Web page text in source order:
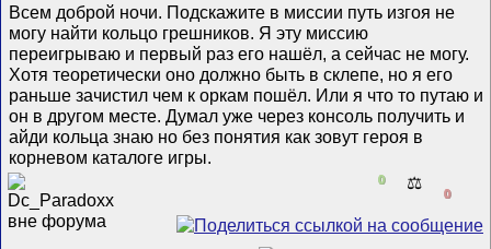
Всем доброй ночи. Подскажите в миссии путь изгоя не
могу найти кольцо грешников. Я эту миссию
переигрываю и первый раз его нашёл, а сейчас не могу.
Хотя теоретически оно должно быть в склепе, но я его
раньше зачистил чем к оркам пошёл. Или я что то путаю и
он в другом месте. Думал уже через консоль получить и
айди кольца знаю но без понятия как зовут героя в
корневом каталоге игры.
0 ⚖️
0